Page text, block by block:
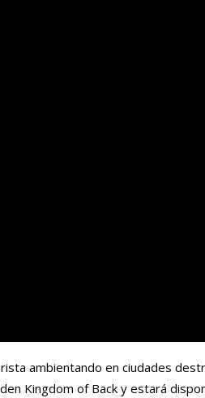
ambientando en ciudades
Kingdom of Back y estará